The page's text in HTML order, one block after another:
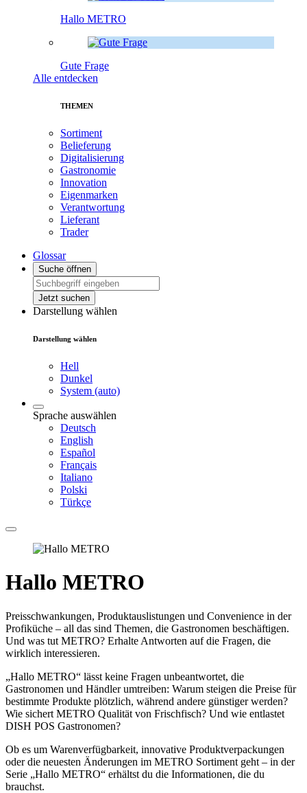
Hallo METRO
Gute Frage
Alle entdecken
THEMEN
Sortiment
Belieferung
Digitalisierung
Gastronomie
Innovation
Eigenmarken
Verantwortung
Lieferant
Trader
Glossar
Suche öffnen
Jetzt suchen
Darstellung wählen
Darstellung wählen
Hell
Dunkel
System (auto)
Sprache auswählen
Deutsch
English
Español
Français
Italiano
Polski
Türkçe
Hallo METRO
Preisschwankungen, Produktauslistungen und Convenience in der
Profiküche – all das sind Themen, die Gastronomen beschäftigen.
Und was tut METRO? Erhalte Antworten auf die Fragen, die
wirklich interessieren.
„Hallo METRO“ lässt keine Fragen unbeantwortet, die
Gastronomen und Händler umtreiben: Warum steigen die Preise für
bestimmte Produkte plötzlich, während andere günstiger werden?
Wie sichert METRO Qualität von Frischfisch? Und wie entlastet
DISH POS Gastronomen?
Ob es um Warenverfügbarkeit, innovative Produktverpackungen
oder die neuesten Änderungen im METRO Sortiment geht – in der
Serie „Hallo METRO“ erhältst du die Informationen, die du
brauchst.